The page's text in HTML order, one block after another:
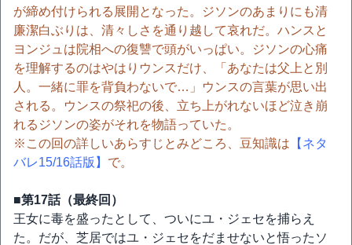
が締め付けられる展開となった。ジソンのあまりにも清
廉潔白ぶりは、清々しさを通り越して哀れだ。ハンスと
ヨンジュは院相への復讐で頭がいっぱい。ジソンの心痛
を理解するのはやはりウンスだけ、「あなたは父上と別
人。一緒に罪を背負わないで…」ウンスの言葉が思い出
される。ウンスの祭祀の後、立ち上がれないほど泣き崩
れるジソンの姿がそれを物語っていた。
※この回の詳しいあらすじとみどころ、豆知識は 【ネタ
バレ15/16話版】 で。
■第17話（最終回）
王女に毒を盛ったとして、ついにユ・ジェセを捕らえ
た。だが、芝居ではユ・ジェセをだませないと悟ったソ